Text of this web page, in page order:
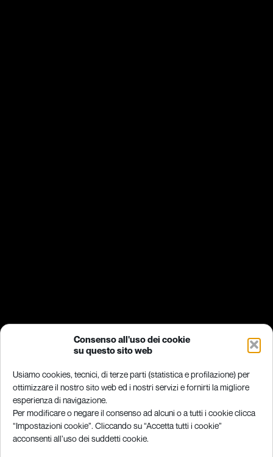
Consenso all'uso dei cookie
su questo sito web
Usiamo cookies, tecnici, di terze parti (statistica e profilazione) per
ottimizzare il nostro sito web ed i nostri servizi e fornirti la migliore
esperienza di navigazione.
Per modificare o negare il consenso ad alcuni o a tutti i cookie clicca
“Impostazioni cookie”. Cliccando su “Accetta tutti i cookie”
acconsenti all’uso dei suddetti cookie.